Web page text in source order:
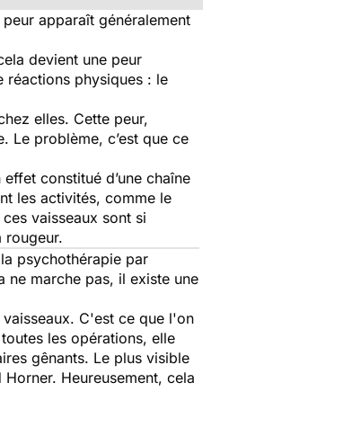
peur apparaît généralement
devient une peur
réactions physiques : le
elles. Cette peur,
Le problème, c’est que ce
constitué d’une chaîne
les activités, comme le
vaisseaux sont si
rougeur.
psychothérapie par
ne marche pas, il existe une
C'est ce que l'on
les opérations, elle
gênants. Le plus visible
Heureusement, cela